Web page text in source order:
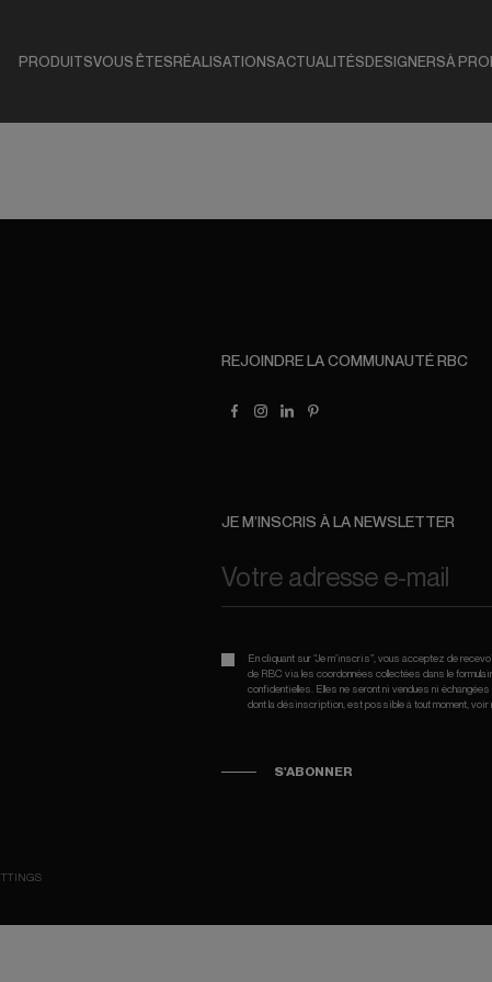
PRODUITSVOUS ÊTESRÉALISATIONSACTUALITÉSDESIGNERSÀ
REJOINDRE LA COMMUNAUTÉ RBC
JE M’INSCRIS À LA NEWSLETTER
En cliquant sur “Je m’inscris”, vous acceptez de
de RBC via les coordonnées collectées dans le
confidentielles. Elles ne seront ni vendues ni
dont la désinscription, est possible à tout moment, voir
S'ABONNER